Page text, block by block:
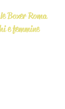
Boxer Roma
e femmine